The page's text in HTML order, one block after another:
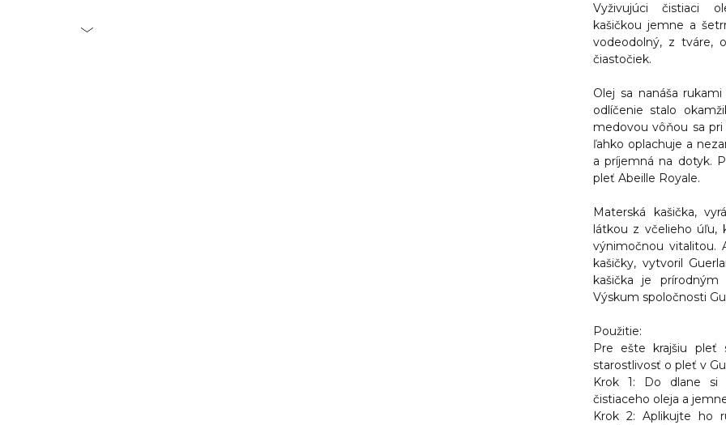
Vyživujúci čistiaci
kašičkou jemne a
vodeodolný, z tváre,
čiastočiek.
Olej sa nanáša
odlíčenie stalo
medovou vôňou sa
ľahko oplachuje a
a príjemná na dotyk.
pleť Abeille Royale.
Materská kašička,
látkou z včelieho úľu,
výnimočnou vitalitou.
kašičky, vytvoril
kašička je prírodným
Výskum spoločnosti
Použitie:
Pre ešte krajšiu pleť
starostlivosť o pleť v
Krok 1: Do dlane si
čistiaceho oleja a
Krok 2: Aplikujte ho